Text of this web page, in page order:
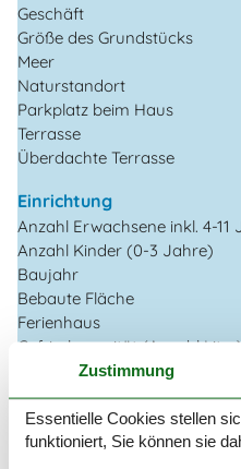
Geschäft
Größe des Grundstücks
Meer
Naturstandort
Parkplatz beim Haus
Terrasse
Überdachte Terrasse
Einrichtung
Anzahl Erwachsene inkl. 4-11
Anzahl Kinder (0-3 Jahre)
Baujahr
Bebaute Fläche
Ferienhaus
Gefrierkapazität (Anzahl
Haustiere
Holzofen
Waschmaschine
Wäschetrockner
Zustimmung
Essentielle Cookies stellen
funktioniert, Sie können sie